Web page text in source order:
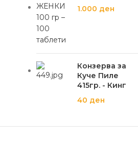
1.000 ден
Конзерва за
Куче Пиле
415гр. - Кинг
40 ден